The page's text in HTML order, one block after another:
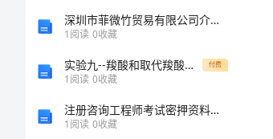
深圳市菲微竹贸易有限公司介绍企业发展分析报告
1阅读 0收藏
实验九--羧酸和取代羧酸的性质说课材料 付费
1阅读 0收藏
注册咨询工程师考试密押资料项目决策分析与评价模拟41_3
1阅读 0收藏